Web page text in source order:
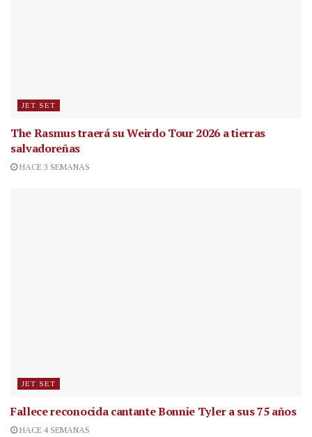
JET SET
The Rasmus traerá su Weirdo Tour 2026 a tierras
salvadoreñas
HACE 3 SEMANAS
JET SET
Fallece reconocida cantanteBonnie Tyler a sus 75 años
HACE 4 SEMANAS